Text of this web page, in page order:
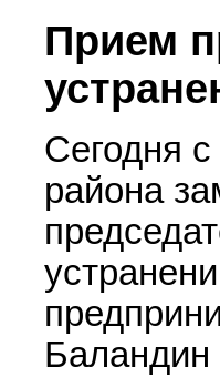
Прием
Cегодня
района
Баландин